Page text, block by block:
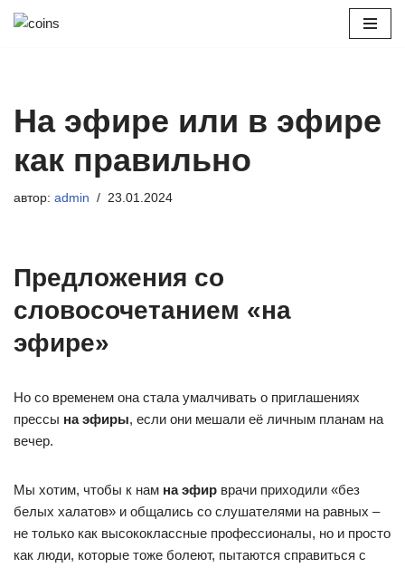
На эфире или в эфире
как правильно
автор: admin 23.01.2024
Предложения со
словосочетанием «на
эфире»
Но со временем она стала умалчивать о приглашениях
прессы на эфиры, если они мешали её личным планам на
вечер.
Мы хотим, чтобы к нам на эфир врачи приходили «без
белых халатов» и общались со слушателями на равных –
не только как высококлассные профессионалы, но и просто
как люди, которые тоже болеют, пытаются справиться с